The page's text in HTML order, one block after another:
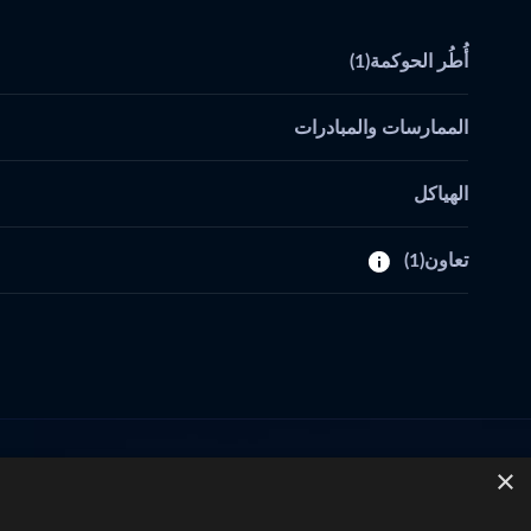
أُطُر الحوكمة(1)
الممارسات والمبادرات
الهياكل
تعاون(1)
×